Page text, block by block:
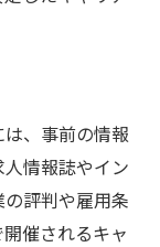
、事前の情報
情報誌やイン
評判や雇用条
催されるキャ